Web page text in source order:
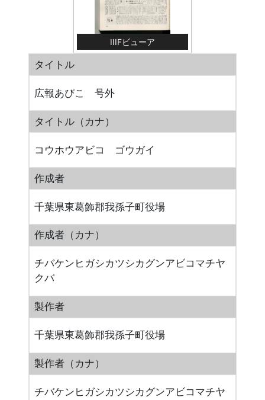
IIIFビューア
タイトル
広報あびこ 号外
タイトル（カナ）
コウホウアビコ ゴウガイ
作成者
千葉県東葛飾郡我孫子町役場
作成者（カナ）
チバケンヒガシカツシカグンアビコマチヤ
クバ
製作者
千葉県東葛飾郡我孫子町役場
製作者（カナ）
チバケンヒガシカツシカグンアビコマチヤ